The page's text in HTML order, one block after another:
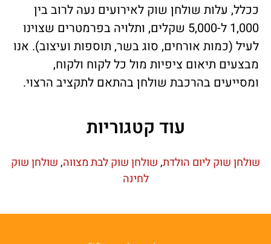
ככלל, עלות שולחן שוק לאירועים נעה לרוב בין
1,000 ל-5,000 שקלים, ותלויה בפרמטרים שצוינו
לעיל (כמות אורחים, סוג בשר, תוספות ועיצוב). אנו
מבצעים תיאום ציפיות מול כל לקוח ולקוח,
ומסייעים בהרכבת שולחן בהתאם לתקציב הרצוי.
עוד קטגוריות
שולחן שוק ליום הולדת,שולחן שוק לבת מצווה,שולחן שוק
לחינה